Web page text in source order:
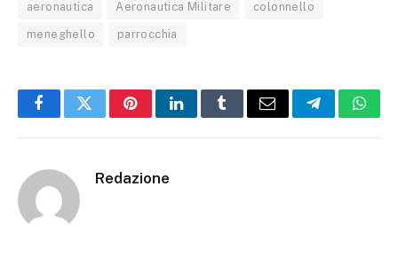
aeronautica Aeronautica Militare colonnello
meneghello parrocchia
FacebookTwitterPinterestLinkedInTumblrEmail Telegram
Redazione